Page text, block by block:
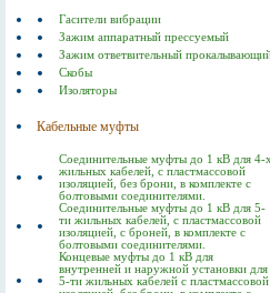
Гасители вибрации
Зажим аппаратный прессуемый
Зажим ответвительный
Скобы
Изоляторы
Кабельные муфты
Соединительные муфты до 1 кВ для 4-х
жильных кабелей, с пластмассовой
изоляцией, без брони, в комплекте с
болтовыми соединителями.
Соединительные муфты до 1 кВ для 5-
ти жильных кабелей, с пластмассовой
изоляцией, с броней, в комплекте с
болтовыми соединителями.
Концевые муфты до 1 кВ для
внутренней и наружной установки для
5-ти жильных кабелей с пластмассовой